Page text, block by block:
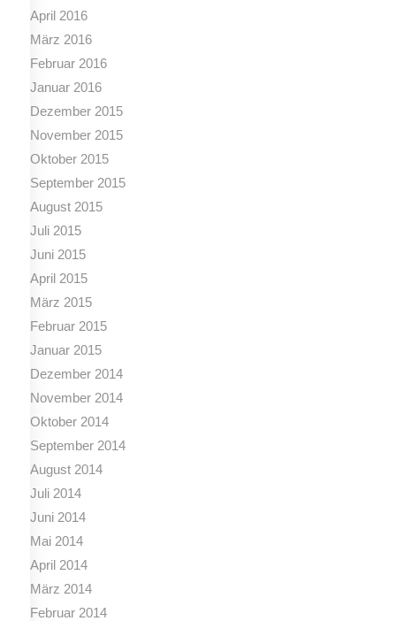
April 2016
März 2016
Februar 2016
Januar 2016
Dezember 2015
November 2015
Oktober 2015
September 2015
August 2015
Juli 2015
Juni 2015
April 2015
März 2015
Februar 2015
Januar 2015
Dezember 2014
November 2014
Oktober 2014
September 2014
August 2014
Juli 2014
Juni 2014
Mai 2014
April 2014
März 2014
Februar 2014